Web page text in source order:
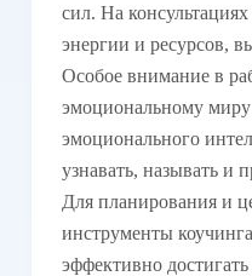
сил. На
энергии и ресурсов,
Особое внимание в
эмоциональному
эмоционального
узнавать, называть и
Для планирования и
инструменты
эффективно